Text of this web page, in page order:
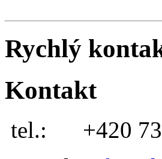
Rychlý
Kontakt
tel.: +420